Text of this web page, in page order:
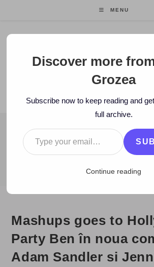
MENU
Florin Grozea
ENTREPRENEUR. FOUNDER/
BLOG
2011 > January > 15 > video
Mashups goes to
Party Ben în noua
Adam Sandler si
Discover more
Grozea
Subscribe now to keep reading and
full archive.
Type your email…
Continue reading